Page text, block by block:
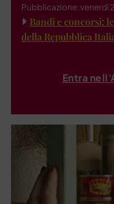
Pubblicazione: venerdì
Bandi e concorsi:
della Repubblica
Entra